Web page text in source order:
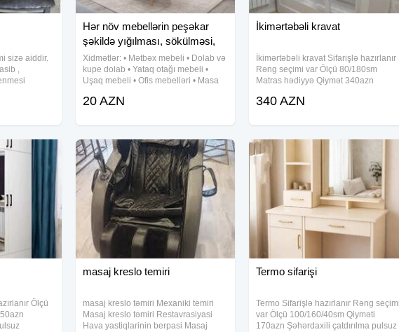
sizə aiddir.
,
ustası
Hər növ mebellərin peşəkar
şəkildə yığılması, sökülməsi,
qur
Xidmətlər: • Mətbəx mebeli • Dolab və
kupe dolab • Yataq otağı mebeli •
Uşaq mebeli • Ofis mebelləri • Masa
yığılması
20 AZN
İkimərtəbəli kravat
İkimərtəbəli kravat Sifarişlə hazırlanır
Rəng seçimi var Ölçü 80/180sm
Matras hədiyyə Qiymət 340azn
340 AZN
Ölçü
masaj kreslo temiri
masaj kreslo təmiri Mexaniki temiri
Masaj kreslo təmiri Restavrasiyasi
Hava yastiqlarinin berpasi Masaj
Termo sifarişi
Termo Sifarişlə hazırlanır Rəng seçimi
var Ölçü 100/160/40sm Qiyməti
170azn Şəhərdaxili çatdırılma pulsuz